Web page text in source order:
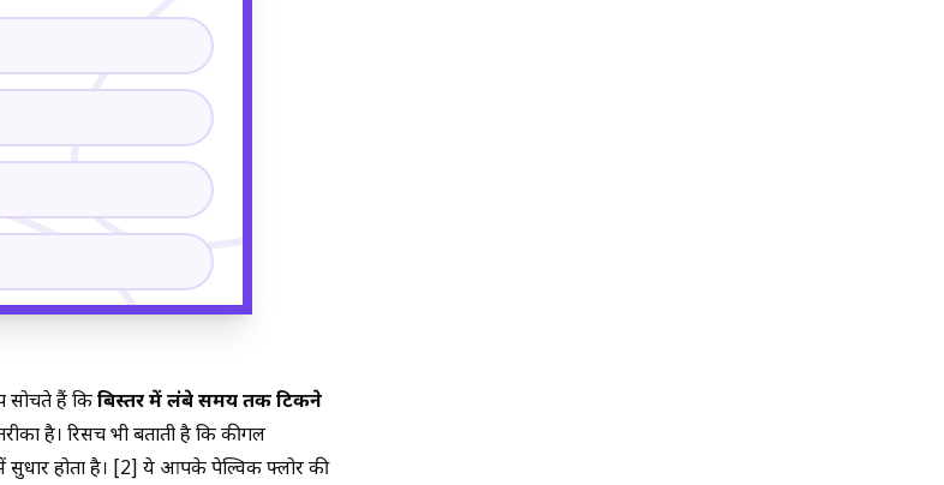
हैं किबिस्तर में लंबे समय तक टिकने
है। रिसर्च भी बताती है कि कीगल
होता है। [2] ये आपके पेल्विक फ्लोर की